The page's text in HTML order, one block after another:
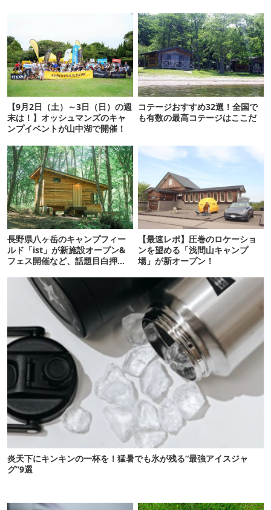
【9月2日（土）～3日（日）の週
末は！】オッシュマンズのキャ
ンプイベントが山中湖で開催！
コテージおすすめ32選！全国で
も有数の最高コテージはここだ
長野県八ヶ岳のキャンプフィー
ルド「ist」が新施設オープン&
フェス開催など、話題目白押し
【最速レポ】圧巻のロケーショ
ンを望める「浅間山キャンプ
場」が新オープン！
炎天下にキンキンの一杯を！猛暑でも氷が残る“最強アイスジャ
グ”9選